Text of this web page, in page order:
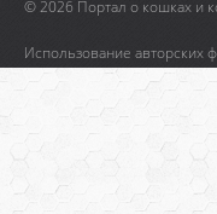
© 2026 Портал о кошках и
Использование авторских